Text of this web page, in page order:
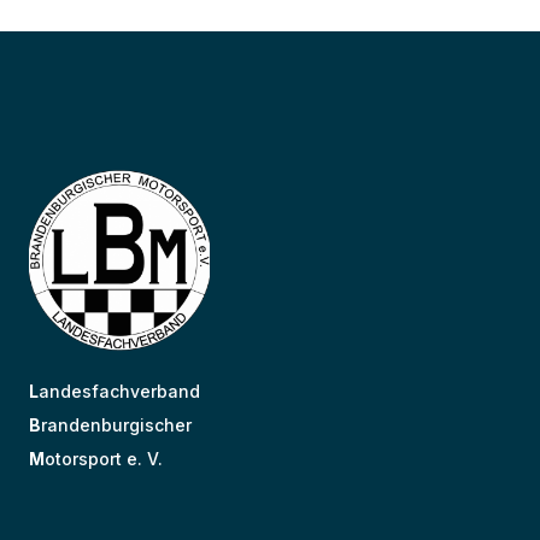
Landesfachverband
Brandenburgischer
Motorsport e. V.